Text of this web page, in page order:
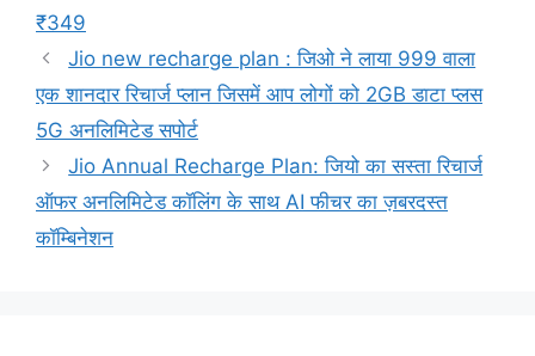
₹349
Jio new recharge plan : जिओ ने लाया 999 वाला
एक शानदार रिचार्ज प्लान जिसमें आप लोगों को 2GB डाटा प्लस
5G अनलिमिटेड सपोर्ट
Jio Annual Recharge Plan: जियो का सस्ता रिचार्ज
ऑफर अनलिमिटेड कॉलिंग के साथ AI फीचर का ज़बरदस्त
कॉम्बिनेशन